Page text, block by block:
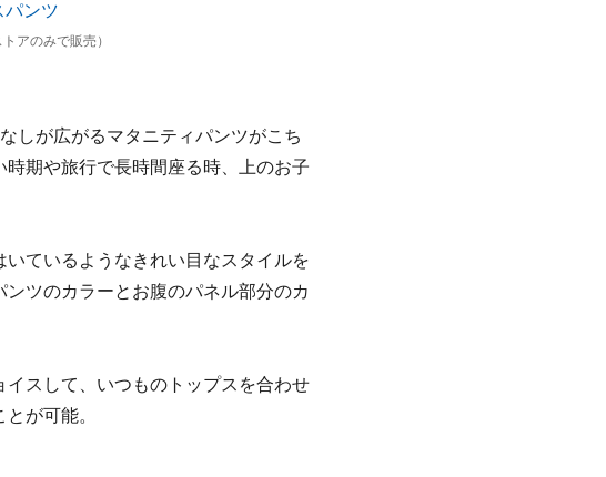
トアのみで販売）
しが広がるマタニティパンツがこち
期や旅行で長時間座る時、上のお子
ているようなきれい目なスタイルを
ツのカラーとお腹のパネル部分のカ
スして、いつものトップスを合わせ
が可能。